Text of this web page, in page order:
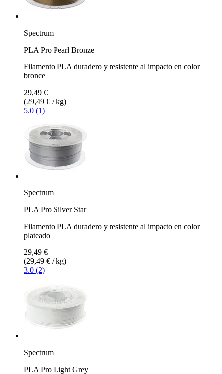
Spectrum
PLA Pro Pearl Bronze
Filamento PLA duradero y resistente al impacto en color
bronce
29,49 €
(29,49 € / kg)
5.0 (1)
Spectrum
PLA Pro Silver Star
Filamento PLA duradero y resistente al impacto en color
plateado
29,49 €
(29,49 € / kg)
3.0 (2)
Spectrum
PLA Pro Light Grey